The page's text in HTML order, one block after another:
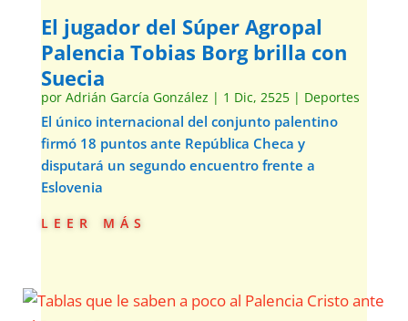
El jugador del Súper Agropal
Palencia Tobias Borg brilla con
Suecia
por Adrián García González | 1 Dic, 2525| Deportes
El único internacional del conjunto palentino
firmó 18 puntos ante República Checa y
disputará un segundo encuentro frente a
Eslovenia
leer más